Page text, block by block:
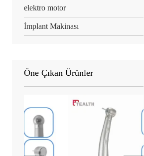
elektro motor
İmplant Makinası
Öne Çıkan Ürünler